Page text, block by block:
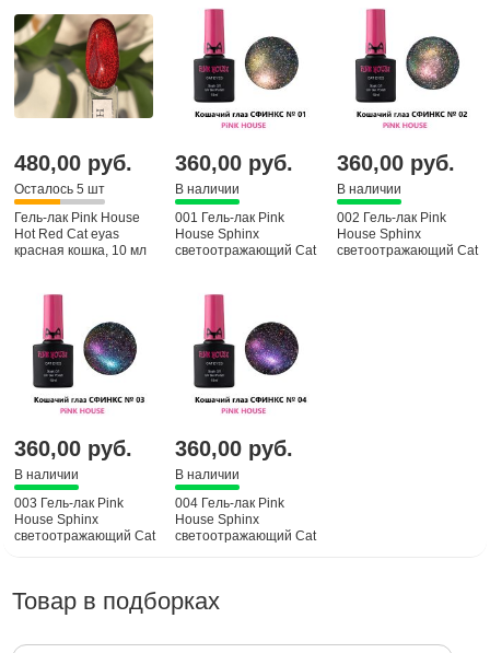
480,00 руб.
Осталось 5 шт
Гель-лак Pink House
Hot Red Cat eyas
красная кошка, 10 мл
360,00 руб.
В наличии
001 Гель-лак Pink
House Sphinx
светоотражающий Cat
360,00 руб.
В наличии
002 Гель-лак Pink
House Sphinx
светоотражающий Cat
360,00 руб.
В наличии
003 Гель-лак Pink
House Sphinx
светоотражающий Cat
360,00 руб.
В наличии
004 Гель-лак Pink
House Sphinx
светоотражающий Cat
Товар в подборках